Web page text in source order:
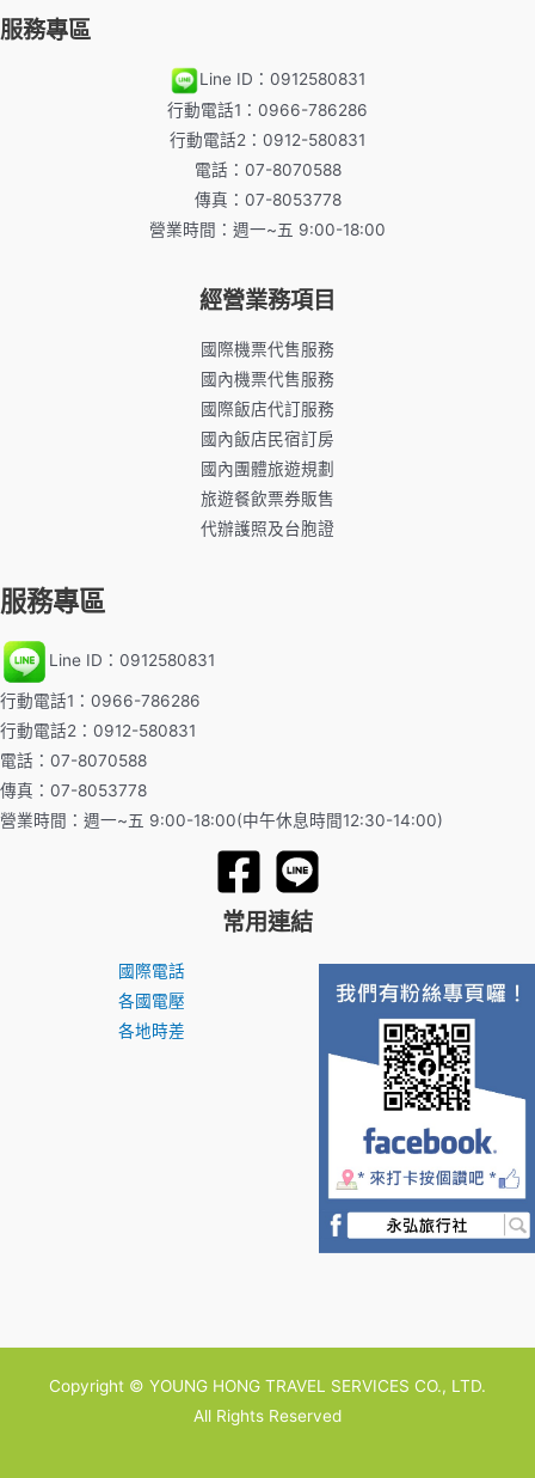
服務專區
Line ID：0912580831
行動電話1：0966-786286
行動電話2：0912-580831
電話：07-8070588
傳真：07-8053778
營業時間：週一~五 9:00-18:00
經營業務項目
國際機票代售服務
國內機票代售服務
國際飯店代訂服務
國內飯店民宿訂房
國內團體旅遊規劃
旅遊餐飲票券販售
代辦護照及台胞證
服務專區
Line ID：0912580831
行動電話1：0966-786286
行動電話2：0912-580831
電話：07-8070588
傳真：07-8053778
營業時間：週一~五 9:00-18:00(中午休息時間12:30-14:00)
常用連結
國際電話
各國電壓
各地時差
Copyright © YOUNG HONG TRAVEL SERVICES CO., LTD.
All Rights Reserved